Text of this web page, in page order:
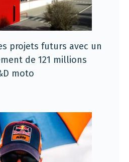
projets futurs avec un
de 121 millions
moto